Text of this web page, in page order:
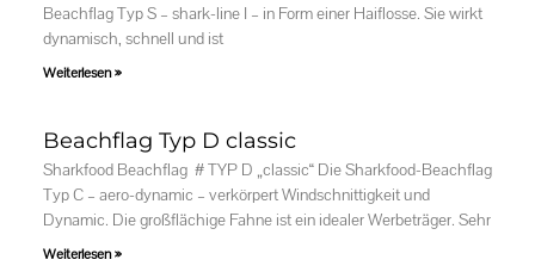
Beachflag Typ S – shark-line I – in Form einer Haiflosse. Sie wirkt
dynamisch, schnell und ist
Weiterlesen »
Beachflag Typ D classic
Sharkfood Beachflag # TYP D „classic“ Die Sharkfood-Beachflag
Typ C – aero-dynamic – verkörpert Windschnittigkeit und
Dynamic. Die großflächige Fahne ist ein idealer Werbeträger. Sehr
Weiterlesen »